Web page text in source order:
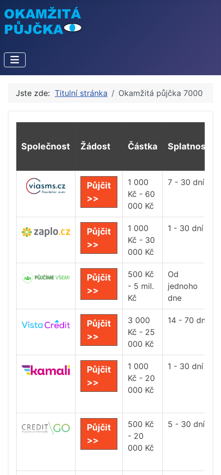
Jste zde: Titulní stránka Okamžitá půjčka 7000
Společnost Žádost Částka Splatnost
Půjčit
>>
1 000
Kč - 60
000 Kč
7 - 30 dní
Půjčit
>>
1 000
Kč - 30
000 Kč
1 - 30 dní
Půjčit
>>
500 Kč
- 5 mil.
Kč
Od
jednoho
dne
Půjčit
>>
3 000
Kč - 25
000 Kč
14 - 70 dní
Půjčit
>>
1 000
Kč - 20
000 Kč
1 - 30 dní
Půjčit
>>
500 Kč
- 20
000 Kč
5 - 30 dní